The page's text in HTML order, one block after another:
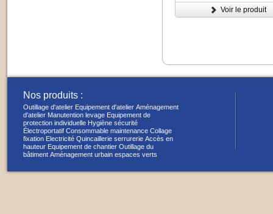
Voir le produit
Nos produits :
Outillage d'atelier Equipement d'atelier Aménagement
d'atelier Manutention levage Equipement de
protection individuelle Hygiène sécurité
Électroportatif Consommable maintenance Collage
fixation Electricité Quincaillerie serrurerie Accès en
hauteur Equipement de chantier Outillage du
bâtiment Aménagement urbain espaces verts